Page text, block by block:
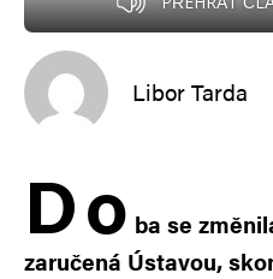
Libor Tarda
Do ba se
zaručená Ústavou,